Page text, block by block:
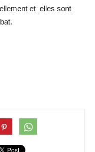
et elles sont